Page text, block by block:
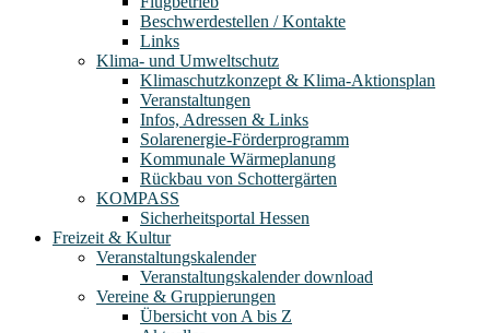
Beschwerdestellen / Kontakte
Links
Klima- und Umweltschutz
Klimaschutzkonzept & Klima-Aktionsplan
Veranstaltungen
Infos, Adressen & Links
Solarenergie-Förderprogramm
Kommunale Wärmeplanung
Rückbau von Schottergärten
KOMPASS
Sicherheitsportal Hessen
Freizeit & Kultur
Veranstaltungskalender
Veranstaltungskalender download
Vereine & Gruppierungen
Übersicht von A bis Z